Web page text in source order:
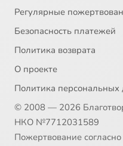
Регулярные
Безопасность платежей
Политика возврата
О проекте
Политика персональных
© 2008 — 2026
НКО №7712031589
Пожертвование